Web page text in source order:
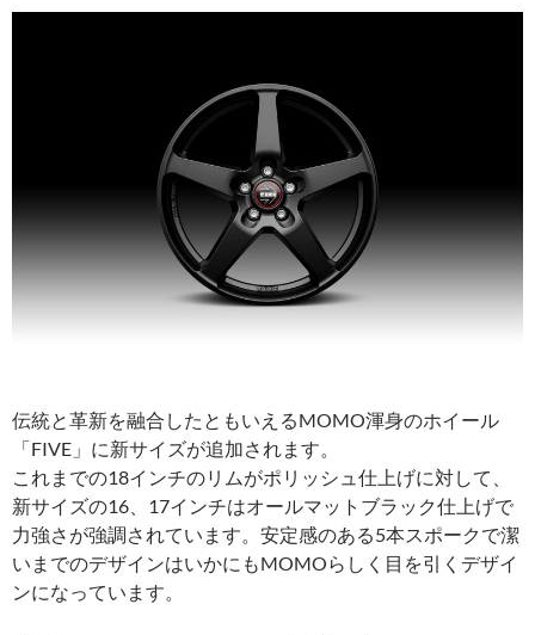
伝統と革新を融合したともいえるMOMO渾身のホイール
「FIVE」に新サイズが追加されます。
これまでの18インチのリムがポリッシュ仕上げに対して、
新サイズの16、17インチはオールマットブラック仕上げで
力強さが強調されています。安定感のある5本スポークで潔
いまでのデザインはいかにもMOMOらしく目を引くデザイ
ンになっています。